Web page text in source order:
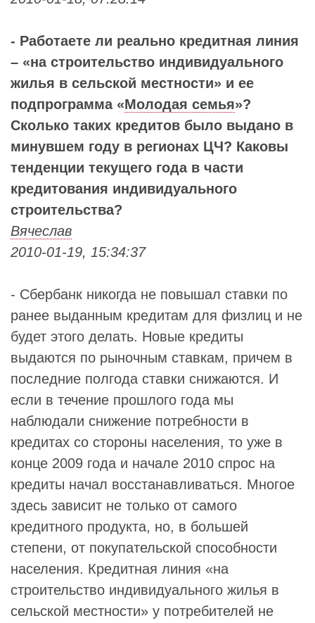
- Работаете ли реально кредитная линия
– «на строительство индивидуального
жилья в сельской местности» и ее
подпрограмма «Молодая семья»?
Сколько таких кредитов было выдано в
минувшем году в регионах ЦЧ? Каковы
тенденции текущего года в части
кредитования индивидуального
строительства?
Вячеслав
2010-01-19, 15:34:37
- Сбербанк никогда не повышал ставки по
ранее выданным кредитам для физлиц и не
будет этого делать. Новые кредиты
выдаются по рыночным ставкам, причем в
последние полгода ставки снижаются. И
если в течение прошлого года мы
наблюдали снижение потребности в
кредитах со стороны населения, то уже в
конце 2009 года и начале 2010 спрос на
кредиты начал восстанавливаться. Многое
здесь зависит не только от самого
кредитного продукта, но, в большей
степени, от покупательской способности
населения. Кредитная линия «на
строительство индивидуального жилья в
сельской местности» у потребителей не